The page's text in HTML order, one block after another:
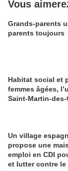
Vous
Grands-parents
parents toujours
Habitat social et
femmes âgées,
Saint-Martin-des-
Un village
propose une
emploi en CDI
et lutter contre le